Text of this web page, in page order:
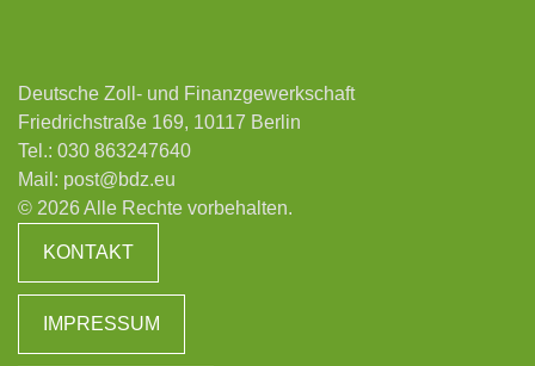
Deutsche Zoll- und Finanzgewerkschaft
Friedrichstraße 169, 10117 Berlin
Tel.: 030 863247640
Mail: post@bdz.eu
© 2026 Alle Rechte vorbehalten.
KONTAKT
IMPRESSUM